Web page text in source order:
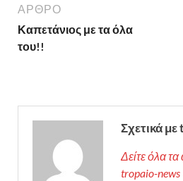
ΆΡΘΡΟ
Καπετάνιος με τα όλα
του!!
Σχετικά
Δείτε όλα
tropaio-